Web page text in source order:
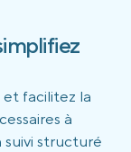
facilitez la
à
structuré